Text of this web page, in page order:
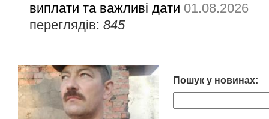
виплати та важливі дати 01.08.2026
переглядів:845
Пошук у новинах: